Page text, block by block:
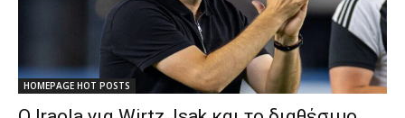
HOMEPAGE HOT POSTS